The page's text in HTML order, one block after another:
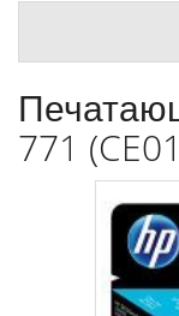
771